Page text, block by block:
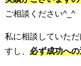
ご相談ください^_^
私に相談していただ
すし、 必ず成功へ